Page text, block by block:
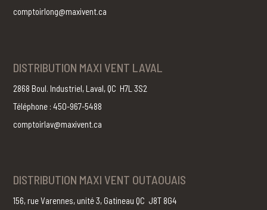
comptoirlong@maxivent.ca
DISTRIBUTION MAXI VENT LAVAL
2868 Boul. Industriel, Laval, QC H7L 3S2
Téléphone : 450-967-5488
comptoirlav@maxivent.ca
DISTRIBUTION MAXI VENT OUTAOUAIS
156, rue Varennes, unité 3, Gatineau QC J8T 8G4